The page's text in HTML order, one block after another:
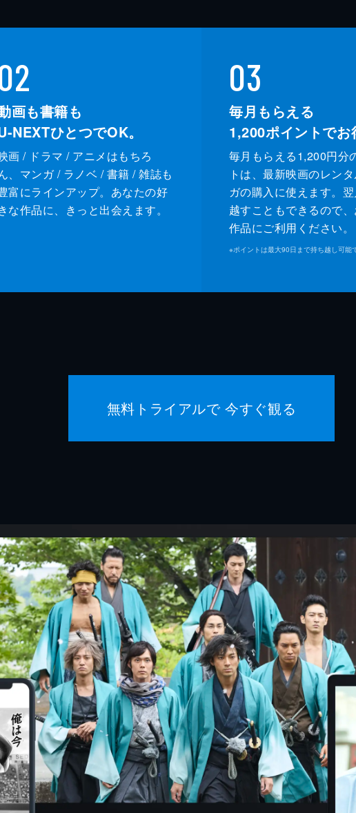
画も書籍も
NEXTひとつでOK。
画 / ドラマ / アニメはもちろ
、マンガ / ラノベ / 書籍 / 雑誌も
富にラインアップ。あなたの好
な作品に、きっと出会えます。
03
毎月もらえる
1,200ポイントでお
毎月もらえる1,200円分
トは、最新映画のレン
ガの購入に使えます。
越すこともできるので
作品にご利用ください。
※ポイントは最大90日まで持ち越し可能
無料トライアルで 今すぐ観る